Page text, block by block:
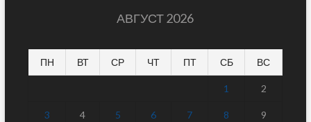
АВГУСТ 2026
ПН ВТ СР ЧТ ПТ СБ ВС
1 2
3 4 5 6 7 8 9